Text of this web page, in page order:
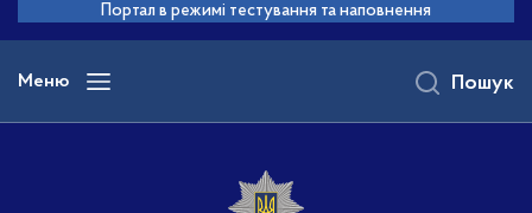
основного
вмісту
Портал в режимі тестування та наповнення
Меню Пошук